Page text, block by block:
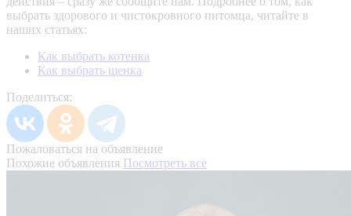
выбрать здорового и чистокровного питомца, читайте в
наших статьях:
Как выбрать котенка
Как выбрать щенка
Поделиться:
Пожаловаться на объявление
Похожие объявления Посмотреть все